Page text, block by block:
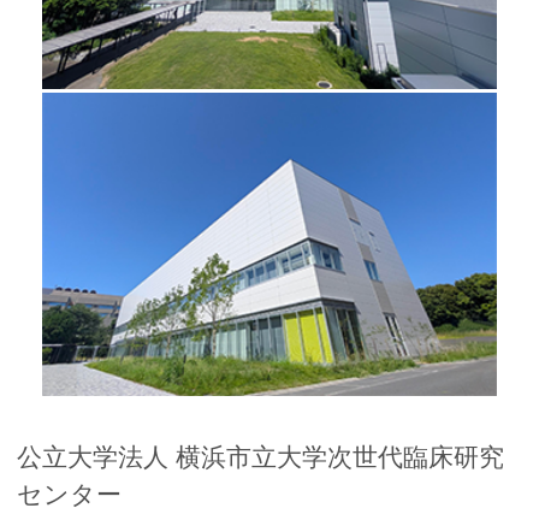
公立大学法人 横浜市立大学次世代臨床研究
センター